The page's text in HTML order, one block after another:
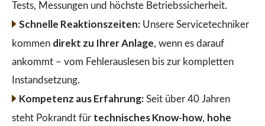
Tests, Messungen und höchste Betriebssicherheit.
Schnelle Reaktionszeiten:Unsere Servicetechniker
kommen direkt zu Ihrer Anlage, wenn es darauf
ankommt – vom Fehlerauslesen bis zur kompletten
Instandsetzung.
Kompetenz aus Erfahrung:Seit über 40 Jahren
steht Pokrandt für technisches Know-how, hohe